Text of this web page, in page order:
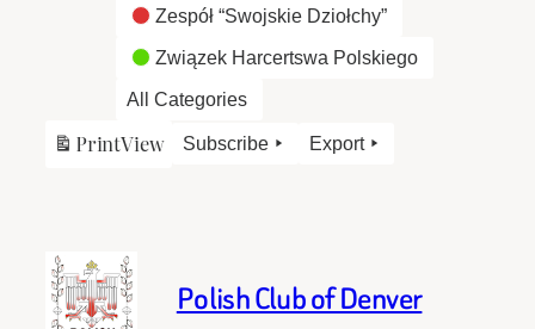
Zespół “Swojskie Dziołchy”
Związek Harcertswa Polskiego
All Categories
PrintView Subscribe Export
Polish Club of Denver